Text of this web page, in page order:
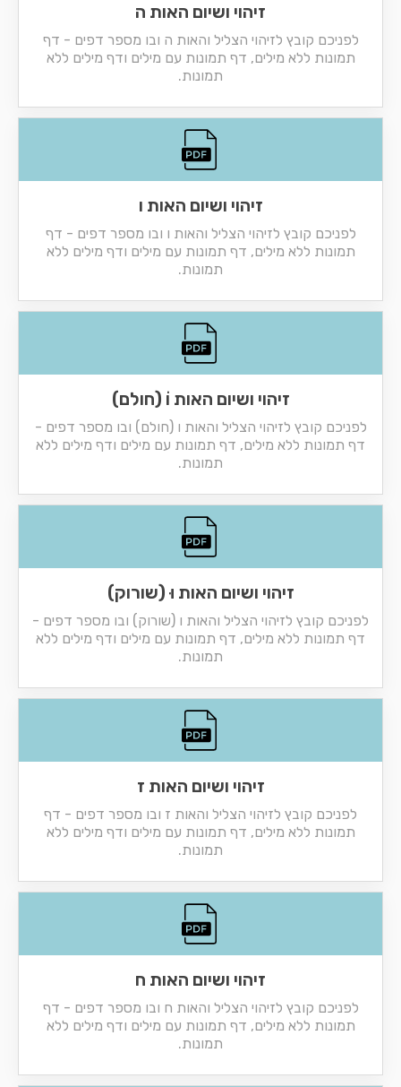
זיהוי ושיום האות ה
לפניכם קובץ לזיהוי הצליל והאות ה ובו מספר דפים - דף
תמונות ללא מילים, דף תמונות עם מילים ודף מילים ללא
תמונות.
זיהוי ושיום האות ו
לפניכם קובץ לזיהוי הצליל והאות ו ובו מספר דפים - דף
תמונות ללא מילים, דף תמונות עם מילים ודף מילים ללא
תמונות.
זיהוי ושיום האות וֹ (חולם)
לפניכם קובץ לזיהוי הצליל והאות ו (חולם) ובו מספר דפים -
דף תמונות ללא מילים, דף תמונות עם מילים ודף מילים ללא
תמונות.
זיהוי ושיום האות וּ (שורוק)
לפניכם קובץ לזיהוי הצליל והאות ו (שורוק) ובו מספר דפים -
דף תמונות ללא מילים, דף תמונות עם מילים ודף מילים ללא
תמונות.
זיהוי ושיום האות ז
לפניכם קובץ לזיהוי הצליל והאות ז ובו מספר דפים - דף
תמונות ללא מילים, דף תמונות עם מילים ודף מילים ללא
תמונות.
זיהוי ושיום האות ח
לפניכם קובץ לזיהוי הצליל והאות ח ובו מספר דפים - דף
תמונות ללא מילים, דף תמונות עם מילים ודף מילים ללא
תמונות.